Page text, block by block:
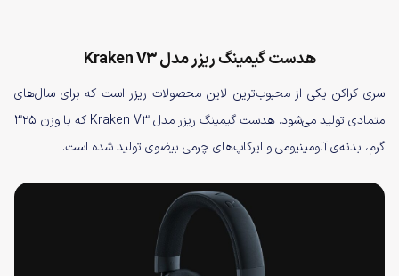
هدست گیمینگ ریزر مدل Kraken V3
سری کراکن یکی از محبوب‌ترین لاین‌ محصولات ریزر است که برای سال‌های
متمادی تولید می‌شود. هدست گیمینگ ریزر مدل Kraken V3 که با وزن ۳۲۵
گرم، بدنه‌ی آلومینیومی و ایرکاپ‌های چرمی بیضوی تولید شده است.